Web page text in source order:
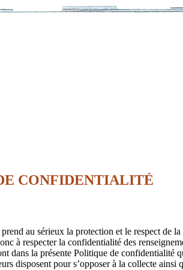
CONFIDENTIALITÉ
prend au sérieux la protection et le respect de
à respecter la confidentialité des
dans la présente Politique de confidentialité
disposent pour s’opposer à la collecte ainsi